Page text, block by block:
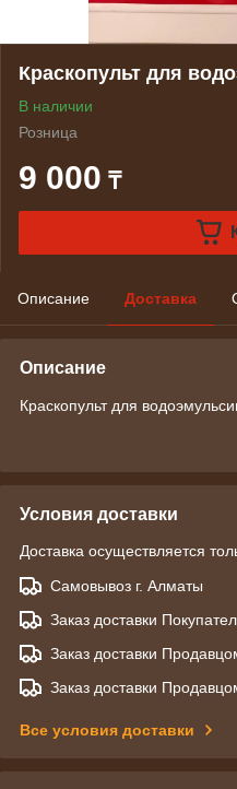
Краскопульт для
В наличии
Розница
9 000 ₸
Описание Доставка
Описание
Краскопульт для
Условия доставки
Доставка осуществляется
Самовывоз г. Алматы
Заказ доставки
Заказ доставки
Заказ доставки
Все условия доставки